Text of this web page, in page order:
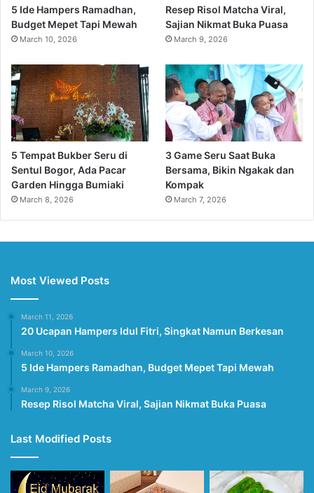
5 Ide Hampers Ramadhan,
Budget Mepet Tapi Mewah
March 10, 2026
Resep Risol Matcha Viral,
Sajian Nikmat Buka Puasa
March 9, 2026
5 Tempat Bukber Seru di
Sentul Bogor, Ada Pacar
Garden Hingga Bumiaki
March 8, 2026
3 Game Seru Saat Buka
Bersama, Bikin Ngakak dan
Kompak
March 7, 2026
Most Viewed Posts
March 11, 2026
20 Ucapan Hampers Idul Fitri, Singkat Namun Berkesan
March 10, 2026
5 Ide Hampers Ramadhan, Budget Mepet Tapi Mewah
March 9, 2026
Resep Risol Matcha Viral, Sajian Nikmat Buka Puasa
Last Modified Posts